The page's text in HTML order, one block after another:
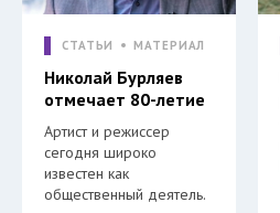
СТАТЬИ МАТЕРИАЛ
Николай Бурляев
отмечает 80-летие
Артист и режиссер
сегодня широко
известен как
общественный деятель.